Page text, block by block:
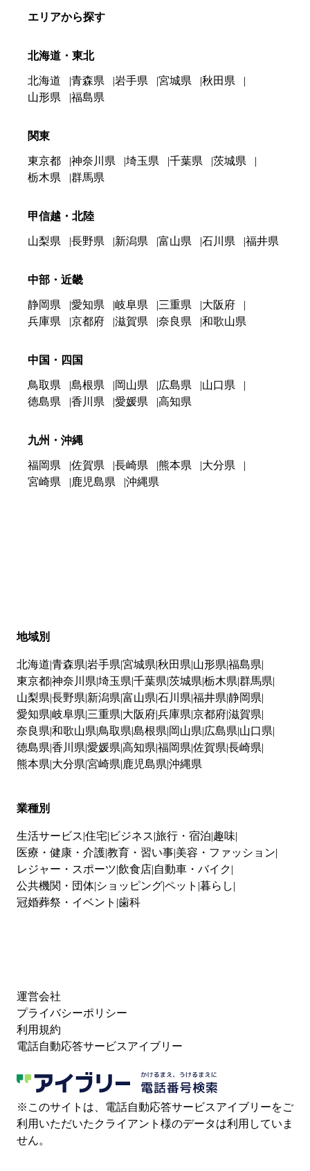
エリアから探す
北海道・東北
北海道 青森県 岩手県 宮城県
秋田県
山形県
福島県
関東
東京都 神奈川県 埼玉県 千葉県
茨城県
栃木県
群馬県
甲信越・北陸
山梨県 長野県 新潟県 富山県 石川県 福井県
中部・近畿
静岡県 愛知県 岐阜県 三重県
大阪府
兵庫県
京都府 滋賀県 奈良県 和歌山県
中国・四国
鳥取県 島根県 岡山県 広島県
山口県
徳島県
香川県 愛媛県 高知県
九州・沖縄
福岡県 佐賀県 長崎県 熊本県
大分県
宮崎県
鹿児島県 沖縄県
地域別
北海道 青森県 岩手県 宮城県 秋田県 山形県 福島県
東京都神奈川県 埼玉県 千葉県 茨城県 栃木県 群馬県
山梨県 長野県 新潟県 富山県 石川県 福井県 静岡県
愛知県 岐阜県 三重県 大阪府兵庫県 京都府滋賀県
奈良県 和歌山県 鳥取県 島根県 岡山県 広島県 山口県
徳島県 香川県 愛媛県 高知県 福岡県 佐賀県 長崎県
熊本県 大分県 宮崎県 鹿児島県 沖縄県
業種別
生活サービス 住宅 ビジネス 旅行・宿泊 趣味
医療・健康・介護教育・習い事 美容・ファッション
レジャー・スポーツ 飲食店 自動車・バイク
公共機関・団体 ショッピングペット 暮らし
冠婚葬祭・イベント 歯科
運営会社
プライバシーポリシー
利用規約
電話自動応答サービスアイブリー
※このサイトは、電話自動応答サービスアイブリーをご
利用いただいたクライアント様のデータは利用していま
せん。